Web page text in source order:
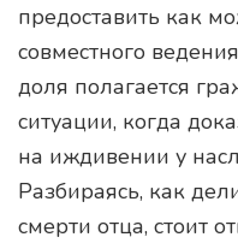
предоставить как
совместного
доля полагается
ситуации, когда
на иждивении у
Разбираясь, как
смерти отца, стоит